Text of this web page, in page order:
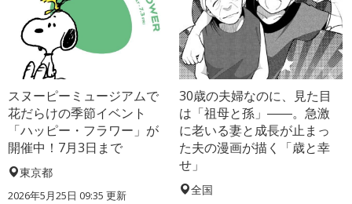
スヌーピーミュージアムで
花だらけの季節イベント
「ハッピー・フラワー」が
開催中！7月3日まで
東京都
2026年5月25日 09:35 更新
30歳の夫婦なのに、見た目
は「祖母と孫」――。急激
に老いる妻と成長が止まっ
た夫の漫画が描く「歳と幸
せ」
全国